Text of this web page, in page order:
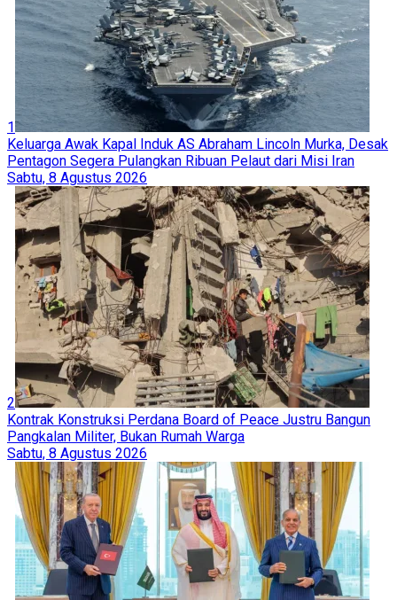
1
Keluarga Awak Kapal Induk AS Abraham Lincoln Murka, Desak
Pentagon Segera Pulangkan Ribuan Pelaut dari Misi Iran
Sabtu, 8 Agustus 2026
2
Kontrak Konstruksi Perdana Board of Peace Justru Bangun
Pangkalan Militer, Bukan Rumah Warga
Sabtu, 8 Agustus 2026